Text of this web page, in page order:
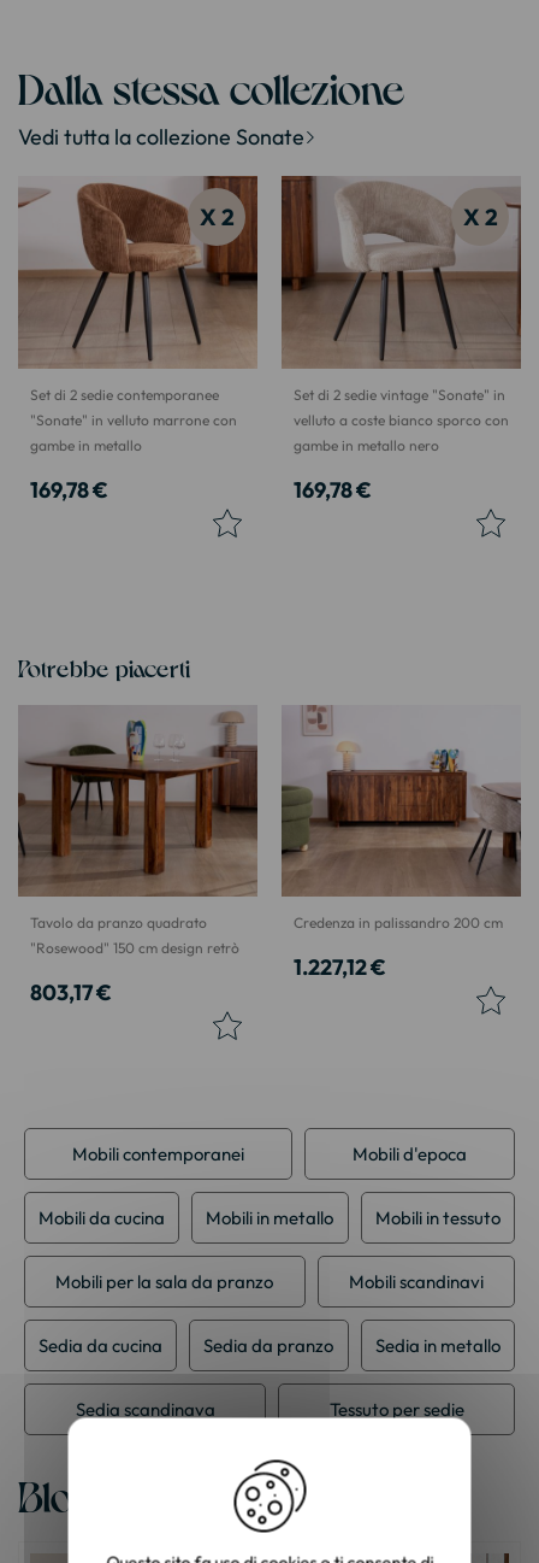
Dalla stessa collezione
Vedi tutta la collezione Sonate
X 2
Set di 2 sedie contemporanee
"Sonate" in velluto marrone con
gambe in metallo
169,78 €
X 2
Set di 2 sedie vintage "Sonate" in
velluto a coste bianco sporco con
gambe in metallo nero
169,78 €
Potrebbe piacerti
Tavolo da pranzo quadrato
"Rosewood" 150 cm design retrò
803,17 €
Credenza in palissandro 200 cm
1.227,12 €
Mobili contemporanei Mobili d'epoca
Mobili da cucina Mobili in metallo Mobili in tessuto
Mobili per la sala da pranzo Mobili scandinavi
Sedia da cucina Sedia da pranzo Sedia in metallo
Sedia scandinava Tessuto per sedie
Blog